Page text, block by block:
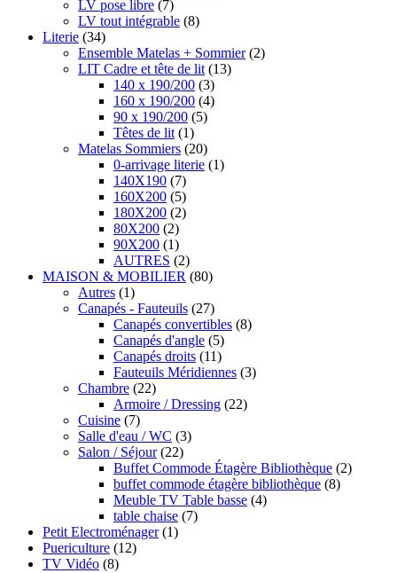
LV pose libre (7)
LV tout intégrable (8)
Literie (34)
Ensemble Matelas + Sommier (2)
LIT Cadre et tête de lit (13)
140 x 190/200 (3)
160 x 190/200 (4)
90 x 190/200 (5)
Têtes de lit (1)
Matelas Sommiers (20)
0-arrivage literie (1)
140X190 (7)
160X200 (5)
180X200 (2)
80X200 (2)
90X200 (1)
AUTRES (2)
MAISON & MOBILIER (80)
Autres (1)
Canapés - Fauteuils (27)
Canapés convertibles (8)
Canapés d'angle (5)
Canapés droits (11)
Fauteuils Méridiennes (3)
Chambre (22)
Armoire / Dressing (22)
Cuisine (7)
Salle d'eau / WC (3)
Salon / Séjour (22)
Buffet Commode Étagère Bibliothèque (2)
buffet commode étagère bibliothèque (8)
Meuble TV Table basse (4)
table chaise (7)
Petit Electroménager (1)
Puericulture (12)
TV Vidéo (8)